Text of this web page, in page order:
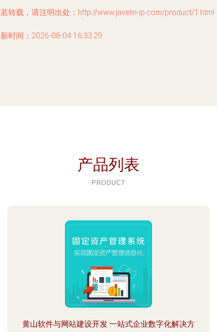
转载，请注明出处：http://www.javelin-ip.com/product/1.html
时间：2026-08-04 16:33:29
产品列表
PRODUCT
黄山软件与网站建设开发 一站式企业数字化解决方